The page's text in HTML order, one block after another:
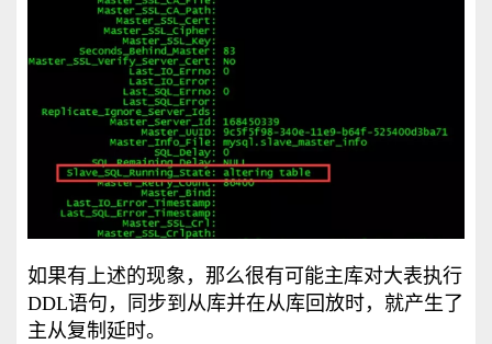
如果有上述的现象，那么很有可能主库对大表执行
DDL语句，同步到从库并在从库回放时，就产生了
主从复制延时。